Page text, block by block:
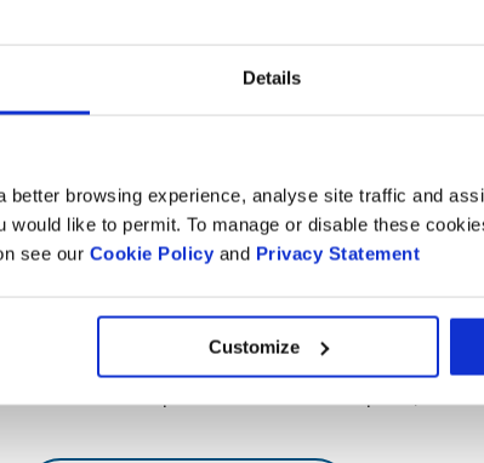
Details
better browsing experience, analyse site traffic and
like to permit. To manage or disable these
see our Cookie Policy and Privacy Statement
Customize
Comment en bénéficierez-
L’impression est un facteur essentiel de
perception, qui ont des conséquences sur les
impression de mauvaise qualité peut dégrader la
de plus en plus important que l'emballage
Vous souhaitez en savoir plus
Que ce soit pour une visite dans l’un de nos